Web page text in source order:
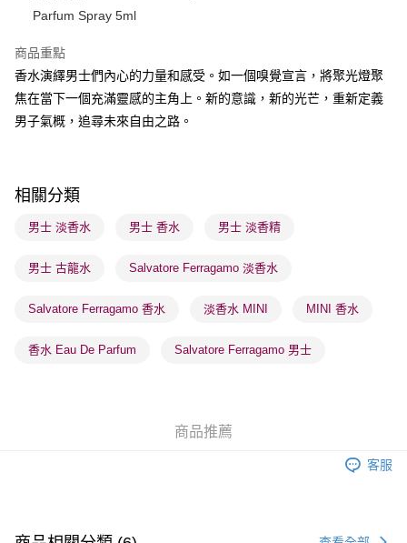
送貨方式
順豐自助櫃 - 確認發貨後1-3個工作天送達
每筆HK$65.00，滿HK$300.00或以上免運費
每筆HK$65.00，滿HK$300.00或以上免運費
確認發貨後1-3 工作天送達，訂單將隨機分配至SF順豐速運或京東
每筆HK$65.00，滿HK$300.00或以上免運費
(香港門市) 只顯示可選門市。確認發貨後2-5個工作天到店，3天內
每筆HK$20.00，滿HK$100.00或以上免運費
每筆HK$20.00，滿HK$100.00或以上免運費
運費表
Parfum Spray 5ml
商品重點
香水演繹男士們內心的力量和感受。如一個嗅覺宣言，將聚光燈聚
焦在當下一個充滿靈感的主角上。新的意識，新的光芒，重新定義
男子氣概，追尋未來自由之路。
相關分類
男士 淡香水 男士 香水 男士 淡香精
男士 古龍水 Salvatore Ferragamo 淡香水
Salvatore Ferragamo 香水 淡香水 MINI MINI 香水
香水 Eau De Parfum Salvatore Ferragamo 男士
商品推薦
客服